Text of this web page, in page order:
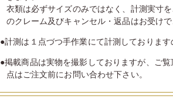
衣類は必ずサイズのみではなく、計測実寸
のクレーム及びキャンセル・返品はお受け
●計測は１点づつ手作業にて計測しておりま
●掲載商品は実物を撮影しておりますが、ご
点はご注文前にお問い合わせ下さい。